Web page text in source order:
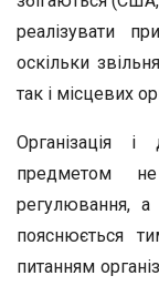
реалізувати
оскільки
так і місцевих
Організація
предметом
регулювання,
пояснюється
питанням